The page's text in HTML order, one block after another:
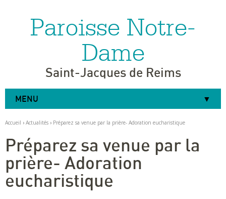
Paroisse Notre-
Dame
Saint-Jacques de Reims
MENU
Accueil › Actualités › Préparez sa venue par la prière- Adoration eucharistique
Préparez sa venue par la
prière- Adoration
eucharistique